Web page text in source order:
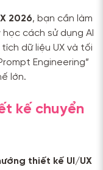
2026, bạn cần làm
cách sử dụng AI
dữ liệu UX và tối
Engineering”
lớn.
kế chuyển
thiết kế UI/UX